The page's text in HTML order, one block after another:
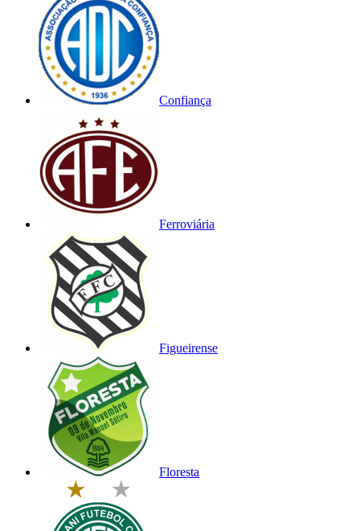
Confiança
Ferroviária
Figueirense
Floresta